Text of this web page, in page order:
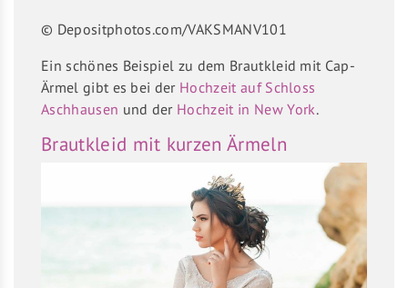
© Depositphotos.com/VAKSMANV101
Ein schönes Beispiel zu dem Brautkleid mit Cap-
Ärmel gibt es bei der Hochzeit auf Schloss
Aschhausen und der Hochzeit in New York.
Brautkleid mit kurzen Ärmeln